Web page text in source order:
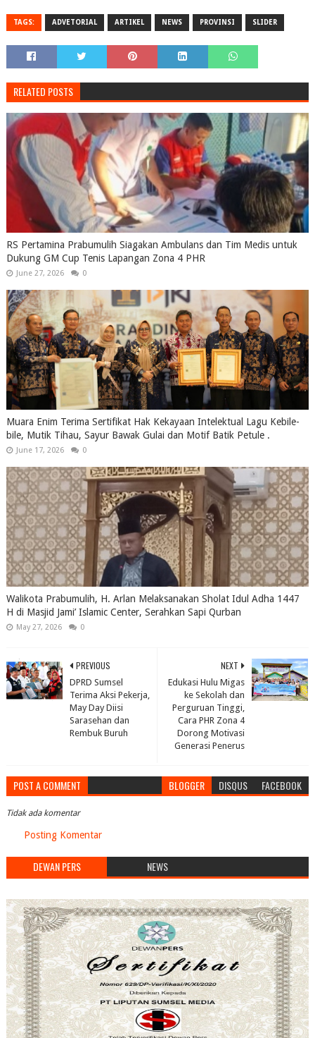
TAGS: ADVETORIAL ARTIKEL NEWS PROVINSI SLIDER
RELATED POSTS
RS Pertamina Prabumulih Siagakan Ambulans dan Tim Medis untuk
Dukung GM Cup Tenis Lapangan Zona 4 PHR
June 27, 2026 0
Muara Enim Terima Sertifikat Hak Kekayaan Intelektual Lagu Kebile-
bile, Mutik Tihau, Sayur Bawak Gulai dan Motif Batik Petule .
June 17, 2026 0
Walikota Prabumulih, H. Arlan Melaksanakan Sholat Idul Adha 1447
H di Masjid Jami’ Islamic Center, Serahkan Sapi Qurban
May 27, 2026 0
NEXT
Edukasi Hulu Migas
ke Sekolah dan
Perguruan Tinggi,
Cara PHR Zona 4
Dorong Motivasi
Generasi Penerus
PREVIOUS
DPRD Sumsel
Terima Aksi Pekerja,
May Day Diisi
Sarasehan dan
Rembuk Buruh
POST A COMMENT BLOGGER DISQUS FACEBOOK
Tidak ada komentar
Posting Komentar
DEWAN PERS NEWS